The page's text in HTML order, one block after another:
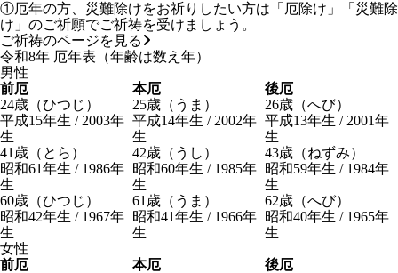
①厄年の方、災難除けをお祈りしたい方は「厄除け」「災難除
け」のご祈願でご祈祷を受けましょう。
ご祈祷のページを見る
令和8年 厄年表 （年齢は数え年）
男性
前厄
本厄
後厄
24歳（ひつじ）
平成15年生 / 2003年
生
25歳（うま）
平成14年生 / 2002年
生
26歳（へび）
平成13年生 / 2001年
生
41 歳（とら）
昭和61年生 / 1986年
生
42歳（うし）
昭和60年生 / 1985年
生
43歳（ねずみ）
昭和59年生 / 1984年
生
60歳（ひつじ）
昭和42年生 / 1967年
生
61 歳（うま）
昭和41年生 / 1966年
生
62歳（へび）
昭和40年生 / 1965年
生
女性
前厄
本厄
後厄